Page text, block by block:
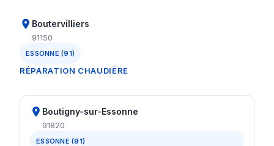
Boutervilliers
91150
ESSONNE (91)
RÉPARATION CHAUDIÈRE
Boutigny-sur-Essonne
91820
ESSONNE (91)